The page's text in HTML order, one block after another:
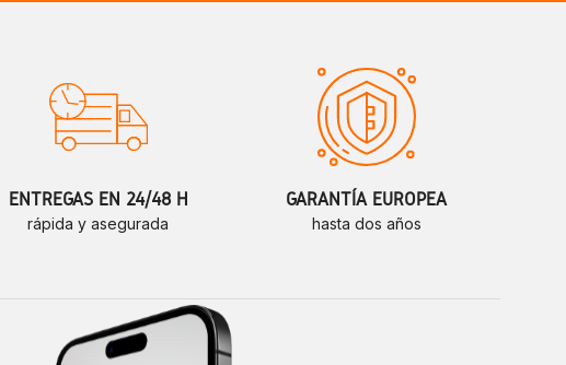
ENTREGAS EN 24/48 H
rápida y asegurada
GARANTÍA EUROPEA
hasta dos años